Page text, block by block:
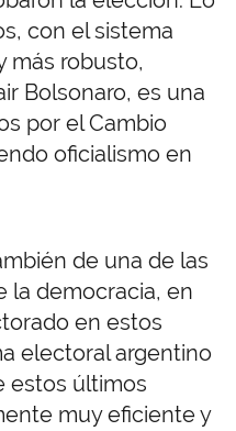
con el sistema
más robusto,
Bolsonaro, es una
por el Cambio
oficialismo en
de una de las
la democracia, en
en estos
electoral argentino
estos últimos
muy eficiente y